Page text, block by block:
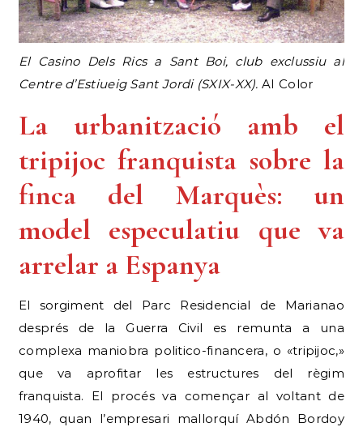
El Casino Dels Rics a Sant Boi, club exclussiu al
Centre d’Estiueig Sant Jordi (SXIX-XX). AI Color
La urbanització amb el
tripijoc franquista sobre la
finca del Marquès: un
model especulatiu que va
arrelar a Espanya
El sorgiment del Parc Residencial de Marianao
després de la Guerra Civil es remunta a una
complexa maniobra politico-financera, o «tripijoc,»
que va aprofitar les estructures del règim
franquista. El procés va començar al voltant de
1940, quan l’empresari mallorquí Abdón Bordoy